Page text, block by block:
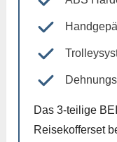
Das 3-teilige
Reisekofferset